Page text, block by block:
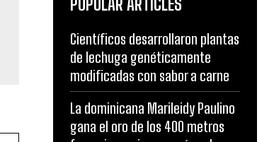
Científicos desarrollaron plantas
de lechuga genéticamente
modificadas con sabor a carne
La dominicana Marileidy Paulino
gana el oro de los 400 metros